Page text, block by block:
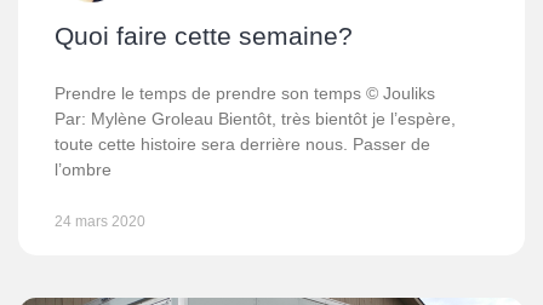
Quoi faire cette semaine?
Prendre le temps de prendre son temps © Jouliks
Par: Mylène Groleau Bientôt, très bientôt je l’espère,
toute cette histoire sera derrière nous. Passer de
l’ombre
24 mars 2020